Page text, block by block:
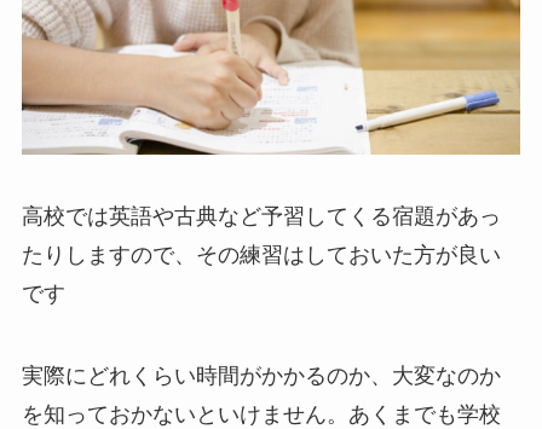
高校では英語や古典など予習してくる宿題があっ
たりしますので、その練習はしておいた方が良い
です
実際にどれくらい時間がかかるのか、大変なのか
を知っておかないといけません。あくまでも学校